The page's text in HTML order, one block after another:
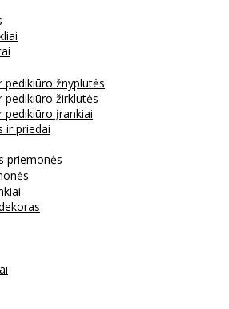
pedikiūro žnyplutės
pedikiūro žirklutės
pedikiūro įrankiai
ir priedai
priemonės